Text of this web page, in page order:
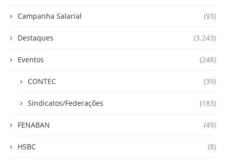
Campanha Salarial (93)
Destaques (3.243)
Eventos (248)
CONTEC (39)
Sindicatos/Federações (183)
FENABAN (49)
HSBC (8)